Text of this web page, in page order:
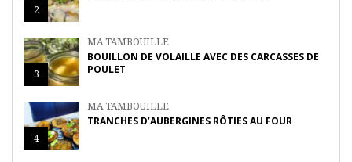
2
3
MA TAMBOUILLE
BOUILLON DE VOLAILLE AVEC DES CARCASSES DE
POULET
4
MA TAMBOUILLE
TRANCHES D’AUBERGINES RÔTIES AU FOUR